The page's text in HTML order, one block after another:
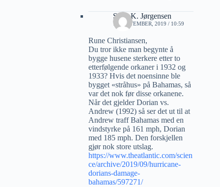
Sven K. Jørgensen
18 SEPTEMBER, 2019 / 10:59
Rune Christiansen,
Du tror ikke man begynte å
bygge husene sterkere etter to
etterfølgende orkaner i 1932 og
1933? Hvis det noensinne ble
bygget «stråhus» på Bahamas, så
var det nok før disse orkanene.
Når det gjelder Dorian vs.
Andrew (1992) så ser det ut til at
Andrew traff Bahamas med en
vindstyrke på 161 mph, Dorian
med 185 mph. Den forskjellen
gjør nok store utslag.
https://www.theatlantic.com/scien
ce/archive/2019/09/hurricane-
dorians-damage-
bahamas/597271/